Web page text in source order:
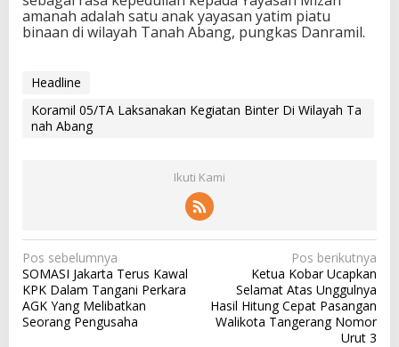
amanah adalah satu anak yayasan yatim piatu
binaan di wilayah Tanah Abang, pungkas Danramil.
Headline
Koramil 05/TA Laksanakan Kegiatan Binter Di Wilayah Ta
nah Abang
Ikuti Kami
N
a
v
i
Pos sebelumnya
SOMASI Jakarta Terus Kawal
KPK Dalam Tangani Perkara
AGK Yang Melibatkan
Seorang Pengusaha
Pos berikutnya
Ketua Kobar Ucapkan
Selamat Atas Unggulnya
Hasil Hitung Cepat Pasangan
Walikota Tangerang Nomor
Urut 3